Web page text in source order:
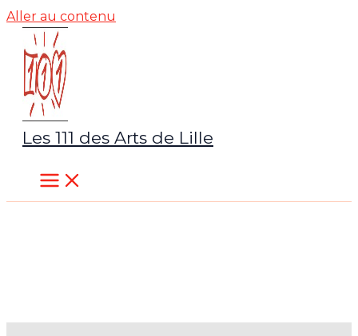
Aller au contenu
Les 111 des Arts de Lille